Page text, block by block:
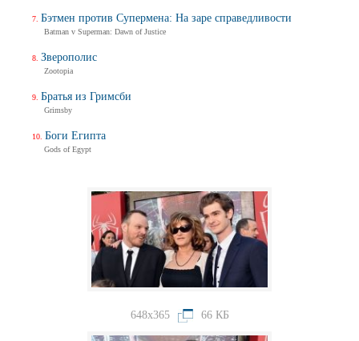
648x365 66 КБ
Бэтмен против Супермена: На заре справедливости
Batman v Superman: Dawn of Justice
Зверополис
Zootopia
Братья из Гримсби
Grimsby
Боги Египта
Gods of Egypt